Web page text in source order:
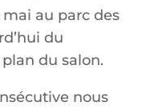
au parc des
du
du salon.
nous